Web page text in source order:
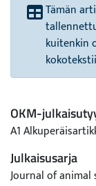
Tämän
kuitenkin
OKM-
A1
Julkaisusarja
Journal of animal